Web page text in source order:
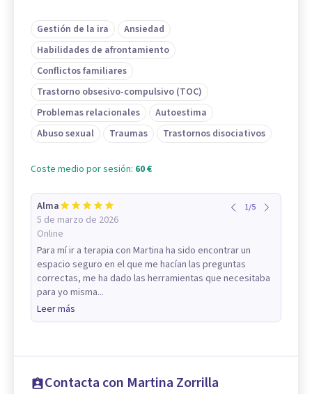
Gestión de la ira
Ansiedad
Habilidades de afrontamiento
Conflictos familiares
Trastorno obsesivo-compulsivo (TOC)
Problemas relacionales
Autoestima
Abuso sexual
Traumas Trastornos disociativos
Coste medio por sesión: 60 €
Alma
5 de marzo de 2026
Online
1/5
Para mí ir a terapia con Martina ha sido encontrar un
espacio seguro en el que me hacían las preguntas
correctas, me ha dado las herramientas que necesitaba
para yo misma...
Leer más
Contacta con Martina Zorrilla